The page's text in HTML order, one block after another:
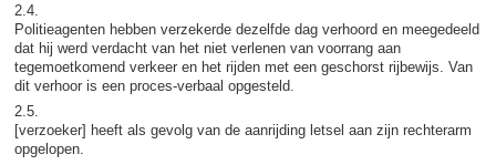
2.4.
Politieagenten hebben verzekerde dezelfde dag verhoord en meegedeeld
dat hij werd verdacht van het niet verlenen van voorrang aan
tegemoetkomend verkeer en het rijden met een geschorst rijbewijs. Van
dit verhoor is een proces-verbaal opgesteld.
2.5.
[verzoeker] heeft als gevolg van de aanrijding letsel aan zijn rechterarm
opgelopen.